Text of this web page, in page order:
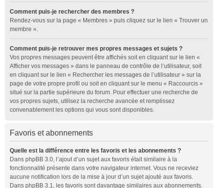
Comment puis-je rechercher des membres ?
Rendez-vous sur la page « Membres » puis cliquez sur le lien « Trouver un
membre ».
Comment puis-je retrouver mes propres messages et sujets ?
Vos propres messages peuvent être affichés soit en cliquant sur le lien «
Afficher vos messages » dans le panneau de contrôle de l’utilisateur, soit
en cliquant sur le lien « Rechercher les messages de l’utilisateur » sur la
page de votre propre profil ou soit en cliquant sur le menu « Raccourcis »
situé sur la partie supérieure du forum. Pour effectuer une recherche de
vos propres sujets, utilisez la recherche avancée et remplissez
convenablement les options qui vous sont disponibles.
Favoris et abonnements
Quelle est la différence entre les favoris et les abonnements ?
Dans phpBB 3.0, l’ajout d’un sujet aux favoris était similaire à la
fonctionnalité présente dans votre navigateur internet. Vous ne receviez
aucune notification lors de la mise à jour d’un sujet ajouté aux favoris.
Dans phpBB 3.1, les favoris sont davantage similaires aux abonnements.